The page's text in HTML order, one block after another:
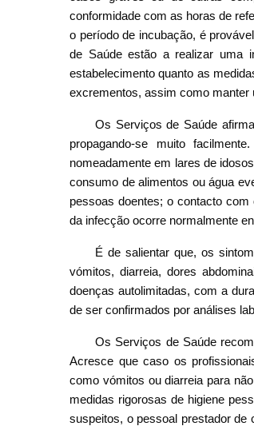
conformidade com as horas de
o período de incubação, é
de Saúde estão a realizar uma
estabelecimento quanto as
excrementos, assim como manter
Os Serviços de Saúde
propagando-se muito
nomeadamente em lares de
consumo de alimentos ou água
pessoas doentes; o contacto
da infecção ocorre normalmente
É de salientar que, os
vómitos, diarreia, dores
doenças autolimitadas, com a
de ser confirmados por análises
Os Serviços de Saúde
Acresce que caso os
como vómitos ou diarreia para
medidas rigorosas de higiene
suspeitos, o pessoal prestador de